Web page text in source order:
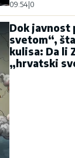
09:54 0
Dok javnost
svetom“,
kulisa: Da li
„hrvatski